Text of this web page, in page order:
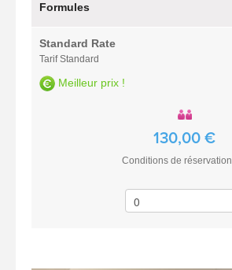
Formules
Standard Rate
Tarif Standard
Meilleur prix !
130,00 €
Conditions de réservation